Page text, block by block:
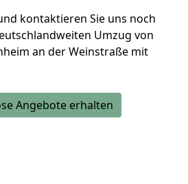
kontaktieren Sie uns noch
Umzug von
an der Weinstraße mit
Angebote erhalten